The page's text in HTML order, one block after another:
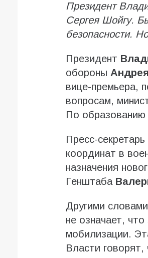
Президент
Сергея Шойгу.
безопасности.
Президент
обороны
вице-премьера,
вопросам,
По образованию
Пресс-
координат в
назначения
Генштаба
Другими
не означает,
мобилизации.
Власти говорят,